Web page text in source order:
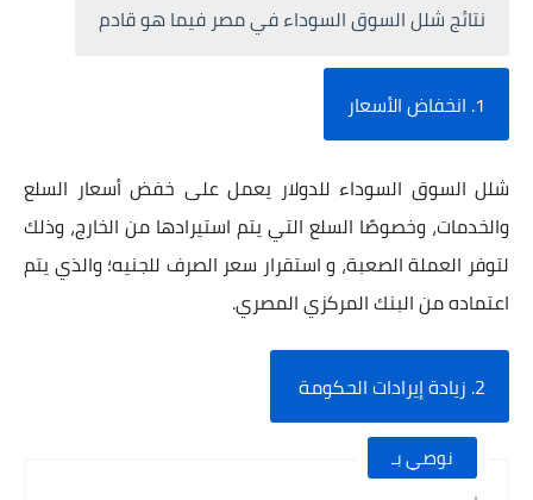
نتائج شلل السوق السوداء في مصر فيما هو قادم
1. انخفاض الأسعار
شلل السوق السوداء للدولار يعمل على خفض أسعار السلع
والخدمات، وخصوصًا السلع التي يتم استيرادها من الخارج، وذلك
لتوفر العملة الصعبة، و استقرار سعر الصرف للجنيه؛ والذي يتم
اعتماده من البنك المركزي المصري.
2. زيادة إيرادات الحكومة
نوصي بـ